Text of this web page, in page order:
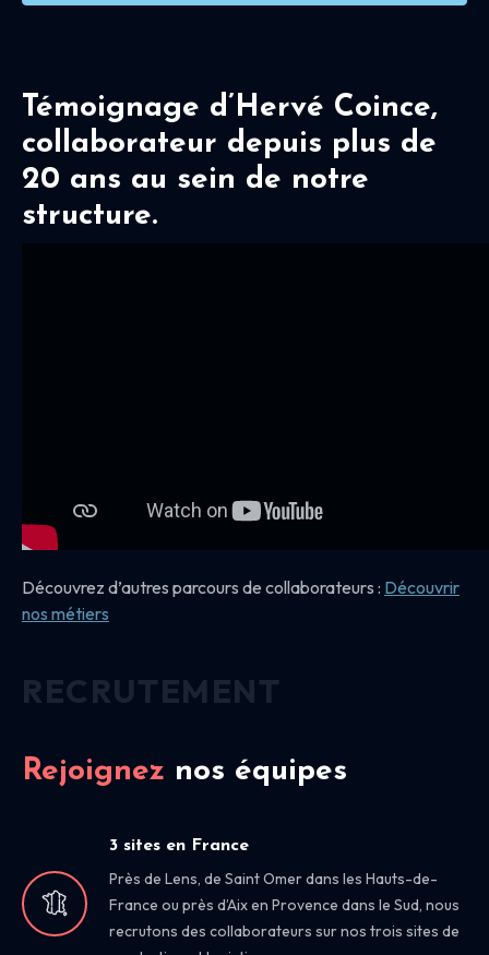
Témoignage d’Hervé Coince,
collaborateur depuis plus de
20 ans au sein de notre
structure.
Découvrez d’autres parcours de collaborateurs : Découvrir
nos métiers
Rejoignez nos équipes
3 sites en France
Près de Lens, de Saint Omer dans les Hauts-de-
France ou près d’Aix en Provence dans le Sud, nous
recrutons des collaborateurs sur nos trois sites de
RECRUTEMENT